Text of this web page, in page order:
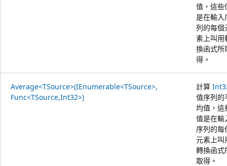
值，這些
是在輸入
列的每個
素上叫用
換函式所
得。
Average<TSource>(IEnumerable<TSource>,
Func<TSource,Int32>)
計算
值序列的
均值，這
值是在輸
序列的每
元素上叫
轉換函式
取得。